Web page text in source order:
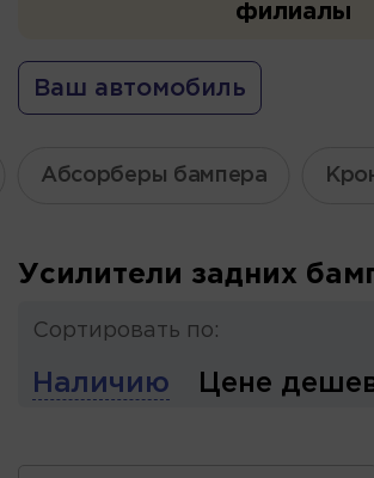
филиалы
Ваш автомобиль
Абсорберы бампера
Усилители задних
Сортировать по:
Наличию Цене